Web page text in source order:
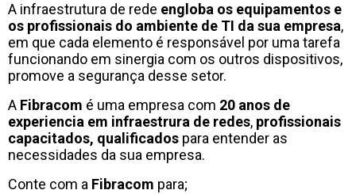
A infraestrutura de rede engloba os equipamentos e
os profissionais do ambiente de TI da sua empresa,
em que cada elemento é responsável por uma tarefa
funcionando em sinergia com os outros dispositivos,
promove a segurança desse setor.
A Fibracom é uma empresa com 20 anos de
experiencia em infraestrura de redes, profissionais
capacitados, qualificados para entender as
necessidades da sua empresa.
Conte com a Fibracom para;